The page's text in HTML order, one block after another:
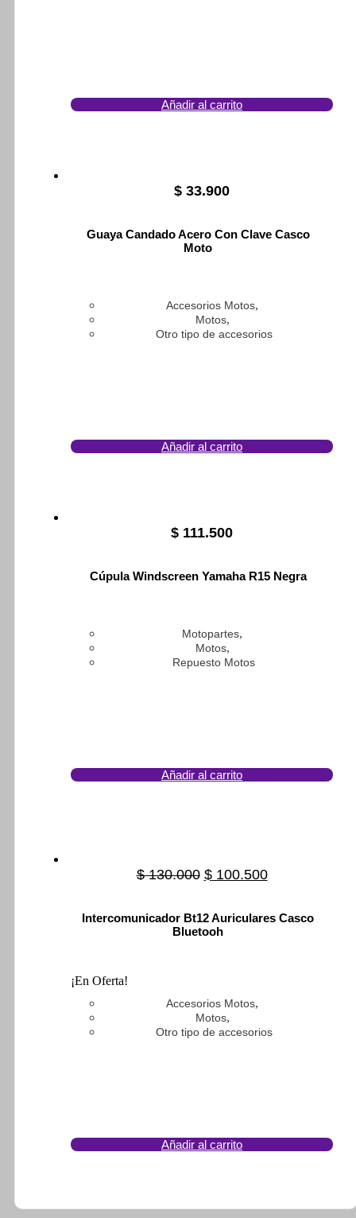
Añadir al carrito
$ 33.900
Guaya Candado Acero Con Clave Casco
Moto
Accesorios Motos,
Motos,
Otro tipo de accesorios
Añadir al carrito
$ 111.500
Cúpula Windscreen Yamaha R15 Negra
Motopartes,
Motos,
Repuesto Motos
Añadir al carrito
$130.000 Original
$ 130.000.
$100.500Current
$ 100.500.
Intercomunicador Bt12 Auriculares Casco
Bluetooh
¡En Oferta!
Accesorios Motos,
Motos,
Otro tipo de accesorios
Añadir al carrito